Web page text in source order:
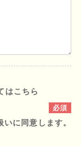
はこちら
に同意します。